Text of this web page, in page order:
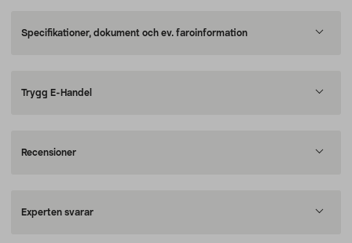
Specifikationer, dokument och ev. faroinformation
Trygg E-Handel
Recensioner
Experten svarar